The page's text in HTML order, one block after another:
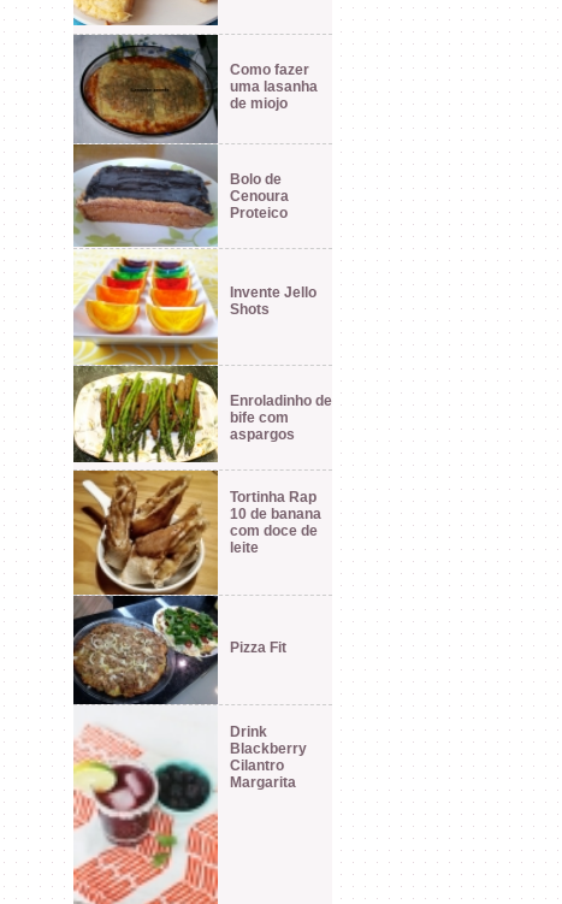
Como fazer
uma lasanha
de miojo
Bolo de
Cenoura
Proteico
Invente Jello
Shots
Enroladinho de
bife com
aspargos
Tortinha Rap
10 de banana
com doce de
leite
Pizza Fit
Drink
Blackberry
Cilantro
Margarita